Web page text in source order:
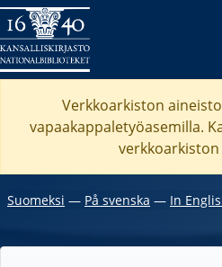
Verkkoarkiston
vapaakappaletyöasemilla.
Suomeksi ― På svenska ― In